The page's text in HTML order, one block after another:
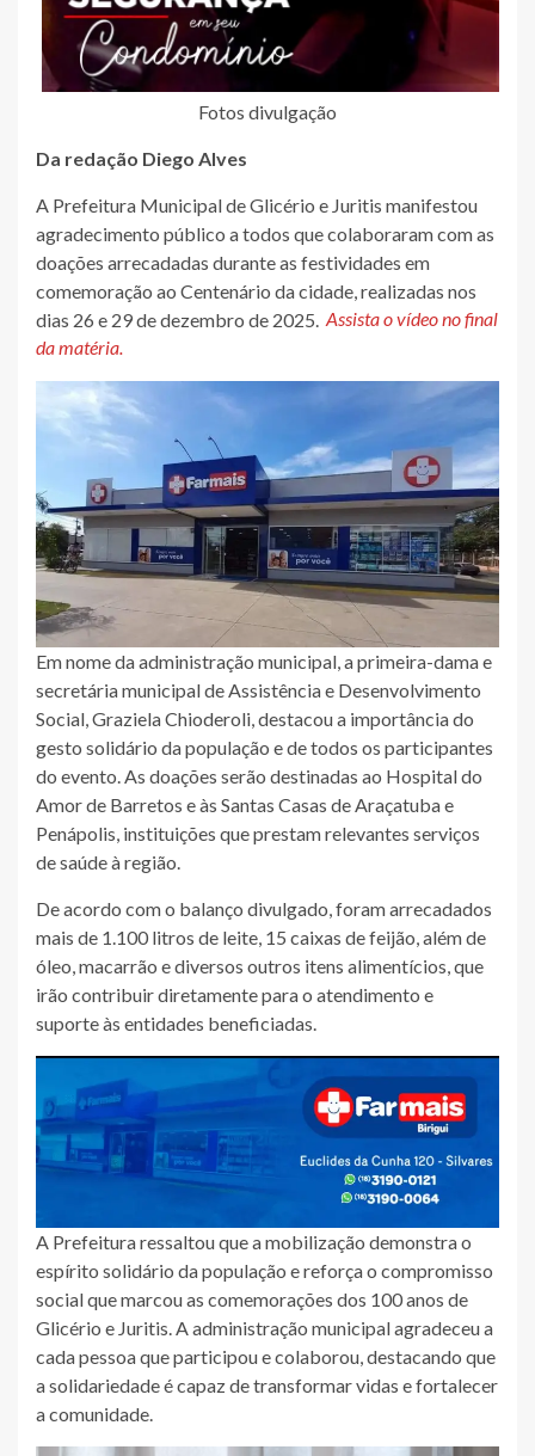
Fotos divulgação
Da redação Diego Alves
A Prefeitura Municipal de Glicério e Juritis manifestou
agradecimento público a todos que colaboraram com as
doações arrecadadas durante as festividades em
comemoração ao Centenário da cidade, realizadas nos
dias 26 e 29 de dezembro de 2025. Assista o vídeo no final
da matéria.
Em nome da administração municipal, a primeira-dama e
secretária municipal de Assistência e Desenvolvimento
Social, Graziela Chioderoli, destacou a importância do
gesto solidário da população e de todos os participantes
do evento. As doações serão destinadas ao Hospital do
Amor de Barretos e às Santas Casas de Araçatuba e
Penápolis, instituições que prestam relevantes serviços
de saúde à região.
De acordo com o balanço divulgado, foram arrecadados
mais de 1.100 litros de leite, 15 caixas de feijão, além de
óleo, macarrão e diversos outros itens alimentícios, que
irão contribuir diretamente para o atendimento e
suporte às entidades beneficiadas.
A Prefeitura ressaltou que a mobilização demonstra o
espírito solidário da população e reforça o compromisso
social que marcou as comemorações dos 100 anos de
Glicério e Juritis. A administração municipal agradeceu a
cada pessoa que participou e colaborou, destacando que
a solidariedade é capaz de transformar vidas e fortalecer
a comunidade.